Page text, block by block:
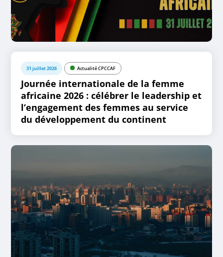
31 juillet 2026 Actualité CPCCAF
Journée internationale de la femme
africaine 2026 : célébrer le leadership et
l’engagement des femmes au service
du développement du continent